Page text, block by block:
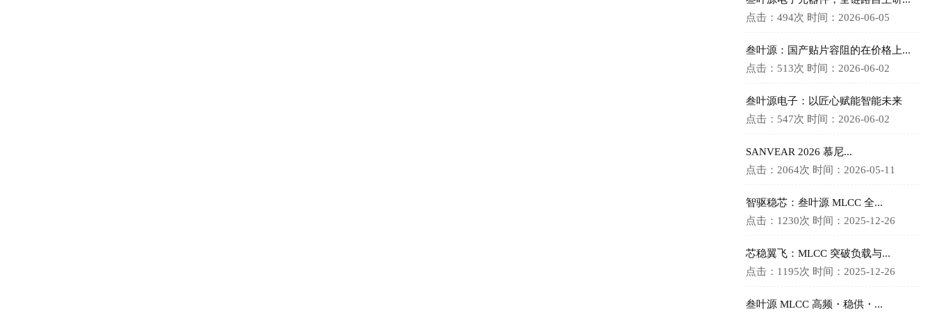
点击：494次 时间：2026-06-05
叁叶源：国产贴片容阻的在价格上...
点击：513次 时间：2026-06-02
叁叶源电子：以匠心赋能智能未来
点击：547次 时间：2026-06-02
SANVEAR 2026 慕尼...
点击：2064次 时间：2026-05-11
智驱稳芯：叁叶源 MLCC 全...
点击：1230次 时间：2025-12-26
芯稳翼飞：MLCC 突破负载与...
点击：1195次 时间：2025-12-26
叁叶源 MLCC 高频・稳供・...